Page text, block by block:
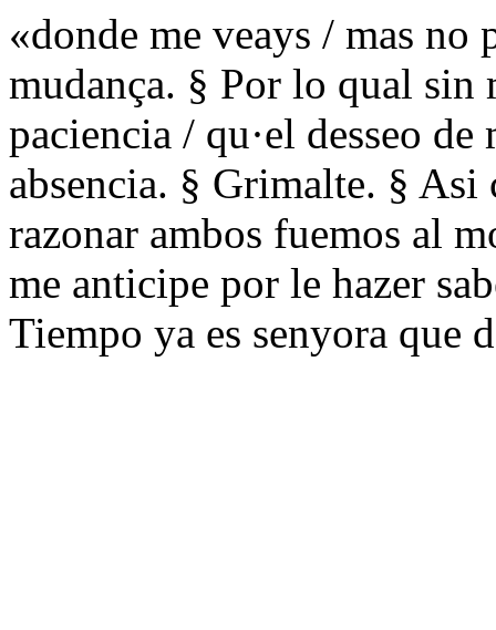
«donde me veays / mas no
mudança. § Por lo qual sin
paciencia / qu·el desseo
absencia. § Grimalte. §
razonar ambos fuemos al
me anticipe por le hazer
Tiempo ya es senyora que